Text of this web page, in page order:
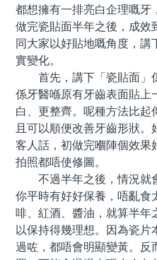
都想擁有一排亮白企理嘅牙
做完瓷貼面半年之後，成效
同大家以好貼地嘅角度，
實變化。
首先，講下「瓷貼面」
係牙醫喺原有牙齒表面貼上
白、更整齊。呢種方法比起
且可以順便改善牙齒形狀
客人話，初做完嗰陣個效果
拍照都唔使修圖。
不過半年之後，情況就
你平時有好好保養，唔亂食
啡、紅酒、醬油，就算半年
以保持得幾理想。因為瓷片
過咗，都唔會明顯變黃。反